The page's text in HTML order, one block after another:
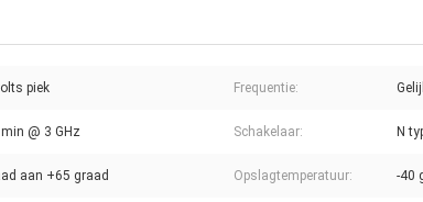
piek Frequentie:
@ 3 GHz Schakelaar: N
aan +65 graad Opslagtemperatuur: -40